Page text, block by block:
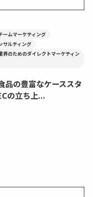
ームマーケティング
サルティング
界のためのダイレクトマーケティン
品の豊富なケーススタ
の立ち上...